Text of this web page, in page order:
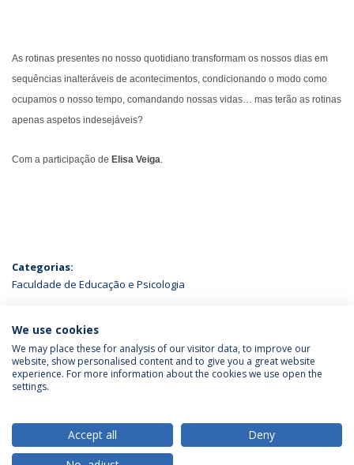
As rotinas presentes no nosso quotidiano transformam os nossos dias em
sequências inalteráveis de acontecimentos, condicionando o modo como
ocupamos o nosso tempo, comandando nossas vidas… mas terão as rotinas
apenas aspetos indesejáveis?
Com a participação de Elisa Veiga.
Categorias:
Faculdade de Educação e Psicologia
ÚLTIMAS NOTÍCIAS
Política de Privacidade
Termos & Condições
We use cookies
We may place these for analysis of our visitor data, to improve our
website, show personalised content and to give you a great website
experience. For more information about the cookies we use open the
settings.
Accept all
Deny